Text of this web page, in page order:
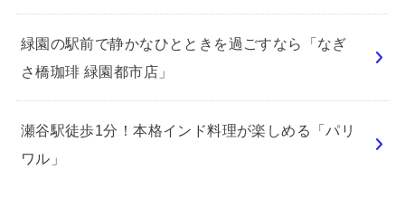
緑園の駅前で静かなひとときを過ごすなら「なぎ
さ橋珈琲 緑園都市店」
瀬谷駅徒歩1分！本格インド料理が楽しめる「パリ
ワル」